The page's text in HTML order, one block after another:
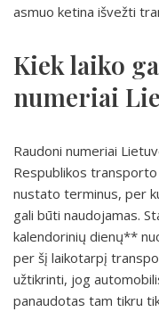
asmuo ketina išvežti
Kiek laiko
numeriai
Raudoni numeriai
Respublikos
nustato terminus, per
gali būti naudojamas.
kalendorinių dienų**
per šį laikotarpį
užtikrinti, jog
panaudotas tam tikru